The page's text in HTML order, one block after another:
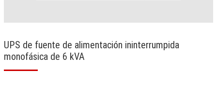
UPS de fuente de alimentación ininterrumpida
monofásica de 6 kVA